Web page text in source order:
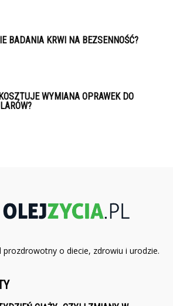
BADANIA KRWI NA BEZSENNOŚĆ?
WYMIANA OPRAWEK DO
o diecie, zdrowiu i urodzie.